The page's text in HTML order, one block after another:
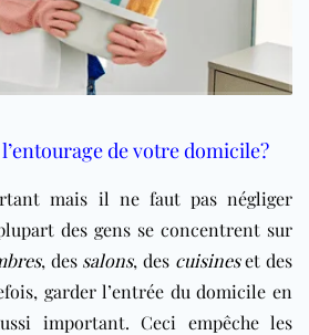
de votre domicile?
mais il ne faut pas négliger
des gens se concentrent sur
, des salons, des cuisineset des
garder l’entrée du domicile en
important. Ceci empêche les